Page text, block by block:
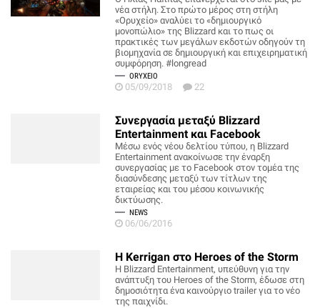
νέα στήλη. Στο πρώτο μέρος στη στήλη
«Ορυχείο» αναλύει το «δημιουργικό
μονοπώλιο» της Blizzard και το πως οι
πρακτικές των μεγάλων εκδοτών οδηγούν τη
βιομηχανία σε δημιουργική και επιχειρηματική
συμφόρηση. #longread
ORYXEIO
05/09/2018 22
Συνεργασία μεταξύ Blizzard
Entertainment και Facebook
Μέσω ενός νέου δελτίου τύπου, η Blizzard
Entertainment ανακοίνωσε την έναρξη
συνεργασίας με το Facebook στον τομέα της
διασύνδεσης μεταξύ των τίτλων της
εταιρείας και του μέσου κοινωνικής
δικτύωσης.
NEWS
06/06/2016
Η Kerrigan στο Heroes of the Storm
Η Blizzard Entertainment, υπεύθυνη για την
ανάπτυξη του Heroes of the Storm, έδωσε στη
δημοσιότητα ένα καινούργιο trailer για το νέο
της παιχνίδι.